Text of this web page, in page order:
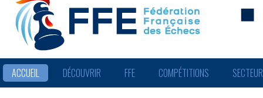
ACCUEIL DÉCOUVRIR FFE COMPÉTITIONS